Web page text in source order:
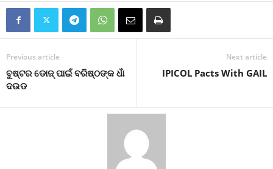
Previous article
ବୁଷ୍ଟର ଡୋଜ୍‍ ପାଇଁ ବରିଷ୍ଠଙ୍କ ଧାଁ
ଦଉଡ
Next article
IPICOL Pacts With GAIL